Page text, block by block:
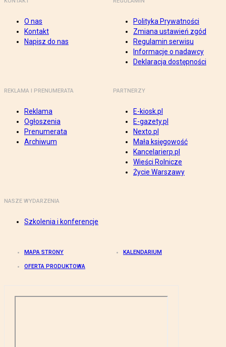
O nas
Kontakt
Napisz do nas
Polityka Prywatności
Zmiana ustawień zgód
Regulamin serwisu
Informacje o nadawcy
Deklaracja dostępności
REKLAMA I PRENUMERATA
Reklama
Ogłoszenia
Prenumerata
Archiwum
PARTNERZY
E-kiosk.pl
E-gazety.pl
Nexto.pl
Mała księgowość
Kancelarierp.pl
Wieści Rolnicze
Życie Warszawy
NASZE WYDARZENIA
Szkolenia i konferencje
MAPA STRONY KALENDARIUM
OFERTA PRODUKTOWA